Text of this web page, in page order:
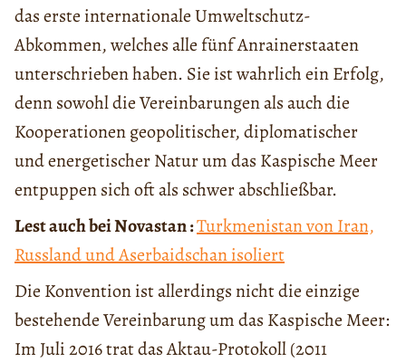
das erste internationale Umweltschutz-
Abkommen, welches alle fünf Anrainerstaaten
unterschrieben haben. Sie ist wahrlich ein Erfolg,
denn sowohl die Vereinbarungen als auch die
Kooperationen geopolitischer, diplomatischer
und energetischer Natur um das Kaspische Meer
entpuppen sich oft als schwer abschließbar.
Lest auch bei Novastan:Turkmenistan von Iran,
Russland und Aserbaidschan isoliert
Die Konvention ist allerdings nicht die einzige
bestehende Vereinbarung um das Kaspische Meer:
Im Juli 2016 trat das Aktau-Protokoll (2011